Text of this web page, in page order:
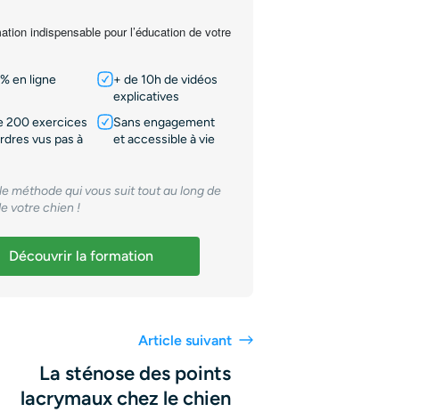
indispensable pour l’éducation de votre
en ligne
+ de 10h de vidéos
explicatives
200 exercices
vus pas à
Sans engagement
et accessible à vie
méthode qui vous suit tout au long de
votre chien !
Découvrir la formation
Article suivant
La sténose des points
lacrymaux chez le chien